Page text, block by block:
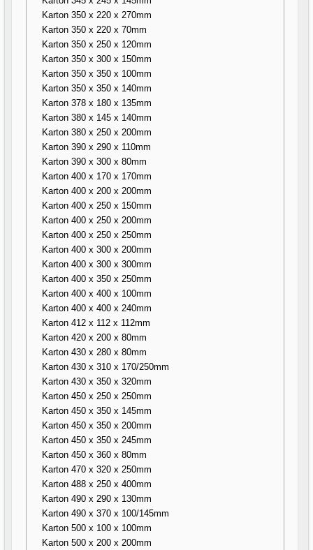
Karton 350 x 220 x 270mm
Karton 350 x 220 x 70mm
Karton 350 x 250 x 120mm
Karton 350 x 300 x 150mm
Karton 350 x 350 x 100mm
Karton 350 x 350 x 140mm
Karton 378 x 180 x 135mm
Karton 380 x 145 x 140mm
Karton 380 x 250 x 200mm
Karton 390 x 290 x 110mm
Karton 390 x 300 x 80mm
Karton 400 x 170 x 170mm
Karton 400 x 200 x 200mm
Karton 400 x 250 x 150mm
Karton 400 x 250 x 200mm
Karton 400 x 250 x 250mm
Karton 400 x 300 x 200mm
Karton 400 x 300 x 300mm
Karton 400 x 350 x 250mm
Karton 400 x 400 x 100mm
Karton 400 x 400 x 240mm
Karton 412 x 112 x 112mm
Karton 420 x 200 x 80mm
Karton 430 x 280 x 80mm
Karton 430 x 310 x 170/250mm
Karton 430 x 350 x 320mm
Karton 450 x 250 x 250mm
Karton 450 x 350 x 145mm
Karton 450 x 350 x 200mm
Karton 450 x 350 x 245mm
Karton 450 x 360 x 80mm
Karton 470 x 320 x 250mm
Karton 488 x 250 x 400mm
Karton 490 x 290 x 130mm
Karton 490 x 370 x 100/145mm
Karton 500 x 100 x 100mm
Karton 500 x 200 x 200mm